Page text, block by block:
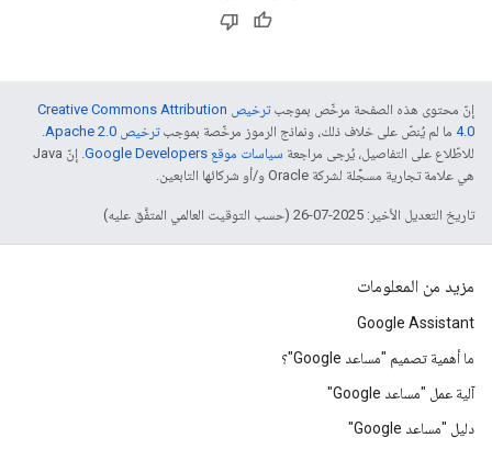
إنّ محتوى هذه الصفحة مرخّص بموجب
ترخيص Creative Commons Attribution
4.0‏ ما لم يُنصّ على خلاف ذلك، ونماذج الرموز مرخّصة بموجبترخيص Apache 2.0‏
.
للاطّلاع على التفاصيل، يُرجى مراجعة سياسات موقع Google Developers‏
. إنّ Java
هي علامة تجارية مسجَّلة لشركة Oracle و/أو شركائها التابعين.
تاريخ التعديل الأخير: 2025-07-26 (حسب التوقيت العالمي المتفَّق عليه)
مزيد من المعلومات
Google Assistant
ما أهمية تصميم "مساعد Google"؟
آلية عمل "مساعد Google"
دليل "مساعد Google"